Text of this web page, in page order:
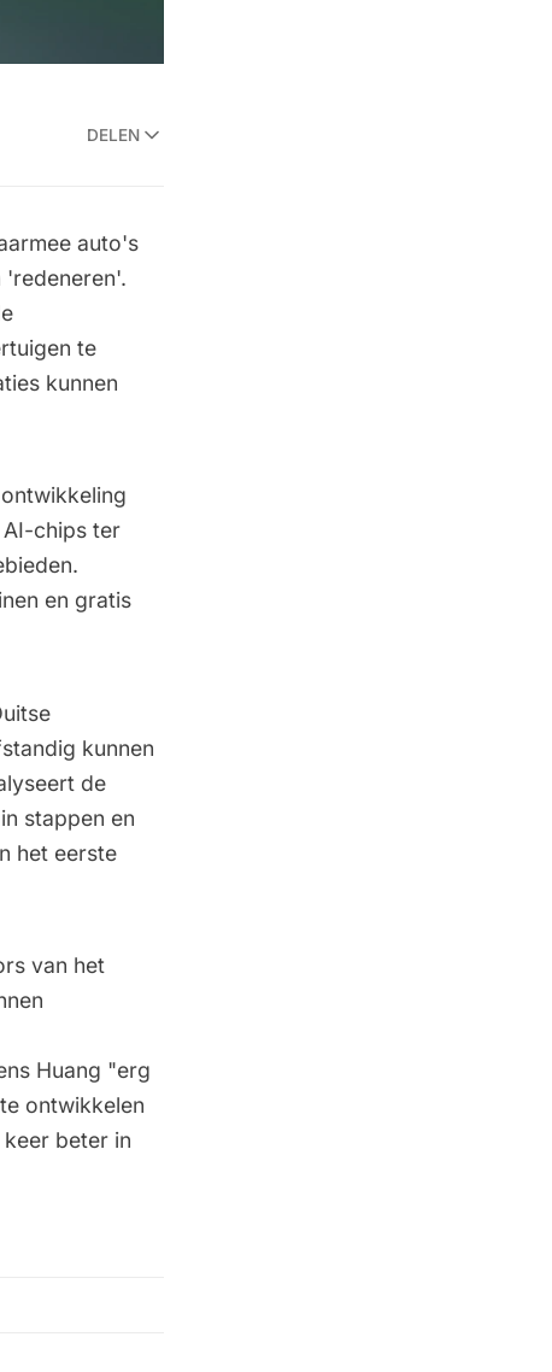
DELEN
auto's
'redeneren'.
te
kunnen
chips ter
en gratis
kunnen
de
stappen en
het eerste
van het
Huang "erg
ontwikkelen
beter in